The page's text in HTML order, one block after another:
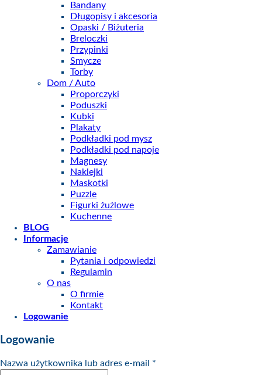
Bandany
Długopisy i akcesoria
Opaski / Biżuteria
Breloczki
Przypinki
Smycze
Torby
Dom / Auto
Proporczyki
Poduszki
Kubki
Plakaty
Podkładki pod mysz
Podkładki pod napoje
Magnesy
Naklejki
Maskotki
Puzzle
Figurki żużlowe
Kuchenne
BLOG
Informacje
Zamawianie
Pytania i odpowiedzi
Regulamin
O nas
O firmie
Kontakt
Logowanie
Logowanie
Nazwa użytkownika lub adres e-mail *